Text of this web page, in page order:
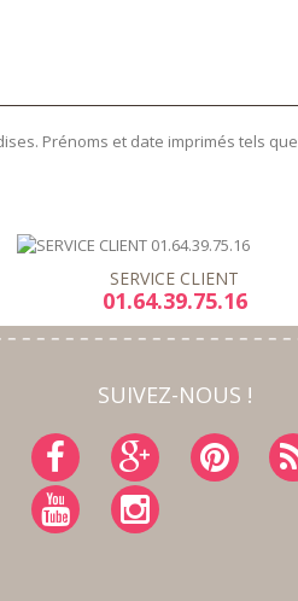
Prénoms et date imprimés tels que
SERVICE CLIENT
01.64.39.75.16
SUIVEZ-NOUS !